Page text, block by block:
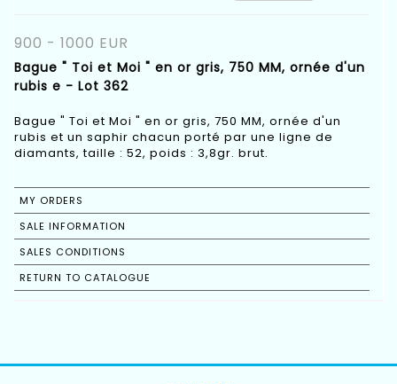
900 - 1000 EUR
Bague " Toi et Moi " en or gris, 750 MM, ornée d'un
rubis e - Lot 362
Bague " Toi et Moi " en or gris, 750 MM, ornée d'un
rubis et un saphir chacun porté par une ligne de
diamants, taille : 52, poids : 3,8gr. brut.
MY ORDERS
SALE INFORMATION
SALES CONDITIONS
RETURN TO CATALOGUE